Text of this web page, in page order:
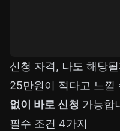
신청 자격, 나도 해당
25만원이 적다고 느낄
없이 바로 신청 가능합
필수 조건 4가지